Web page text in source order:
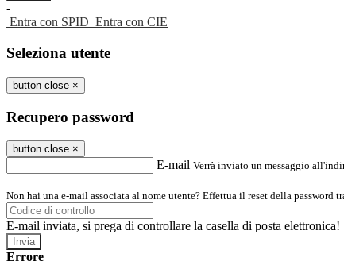
-
Entra con SPID Entra con CIE
Seleziona utente
button close ×
Recupero password
button close ×
E-mail Verrà inviato un messaggio
Non hai una e-mail associata al nome utente? Effettua il reset della password
E-mail inviata, si prega di controllare la casella di posta elettronica!
Errore